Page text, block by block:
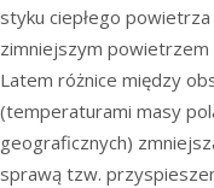
styku ciepłego
zimniejszym powietrzem
Latem różnice między
(temperaturami masy
geograficznych)
sprawą tzw.